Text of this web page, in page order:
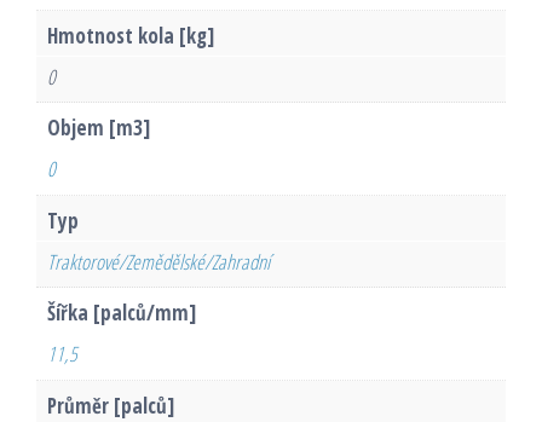
Hmotnost kola [kg]
0
Objem [m3]
0
Typ
Traktorové/Zemědělské/Zahradní
Šířka [palců/mm]
11,5
Průměr [palců]